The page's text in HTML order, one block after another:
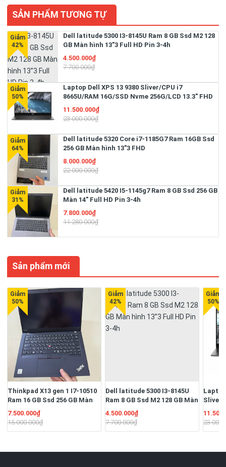
SẢN PHẨM TƯƠNG TỰ
Dell latitude 5300 I3-8145U Ram 8 GB Ssd M2 128
GB Màn hình 13”3 Full HD Pin 3-4h
4.500.000₫
7.700.000₫
Laptop Dell XPS 13 9380 Sliver/CPU i7
8665U/RAM 16G/SSD Nvme 256G/LCD 13.3" FHD
/Bateyr 4 Cell 51W/Hệ điều hành Win 11 bản
quyền
11.500.000₫
23.000.000₫
Dell latitude 5320 Core i7-1185G7 Ram 16GB Ssd
256 GB Màn hình 13”3 FHD
8.000.000₫
22.000.000₫
Dell latitude 5420 I5-1145g7 Ram 8 GB Ssd 256 GB
Màn 14" Full HD Pin 3-4h
7.800.000₫
11.280.000₫
Sản phẩm mới
Thinkpad X13 gen 1 I7-10510
Ram 16 GB Ssd 256 GB Màn
13.3" Full HD Ngoại hình đẹp
Pin 3-4h
7.500.000₫
15.000.000₫
Dell latitude 5300 I3-8145U
Ram 8 GB Ssd M2 128 GB Màn
hình 13”3 Full HD Pin 3-4h
4.500.000₫
7.700.000₫
Laptop
Sliver/
13.3"
51W/